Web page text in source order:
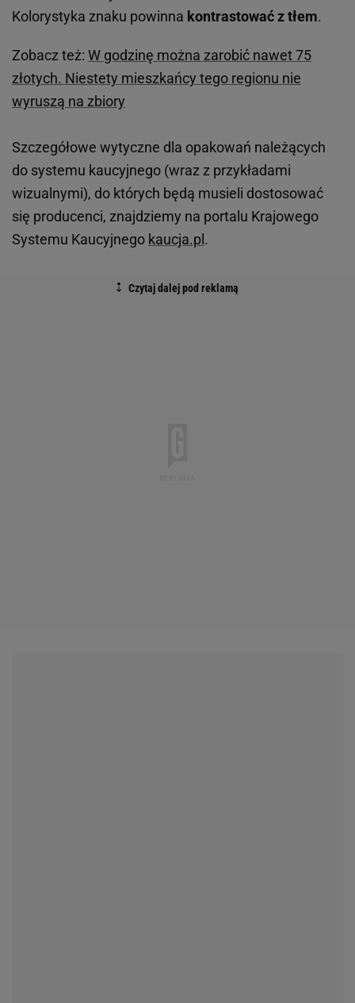
Kolorystyka znaku powinna kontrastować z tłem.
Zobacz też: W godzinę można zarobić nawet 75
złotych. Niestety mieszkańcy tego regionu nie
wyruszą na zbiory
Szczegółowe wytyczne dla opakowań należących
do systemu kaucyjnego (wraz z przykładami
wizualnymi), do których będą musieli dostosować
się producenci, znajdziemy na portalu Krajowego
Systemu Kaucyjnego kaucja.pl .